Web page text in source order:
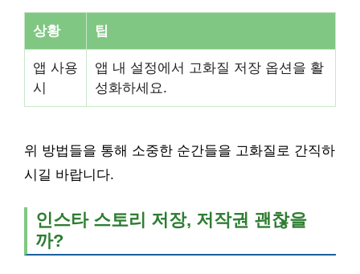
상황 팁
앱 사용
시
앱 내 설정에서 고화질 저장 옵션을 활
성화하세요.
위 방법들을 통해 소중한 순간들을 고화질로 간직하
시길 바랍니다.
인스타 스토리 저장, 저작권 괜찮을
까?